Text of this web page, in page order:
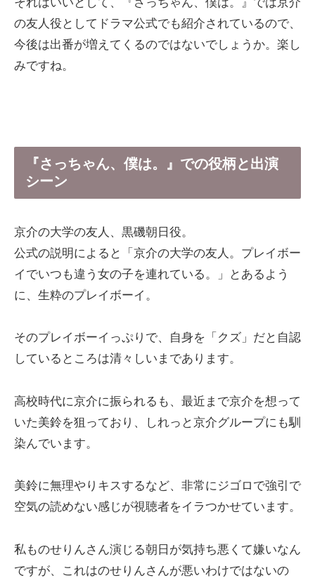
の友人役としてドラマ公式でも紹介されているので、
今後は出番が増えてくるのではないでしょうか。楽し
みですね。
『さっちゃん、僕は。』での役柄と出演
シーン
京介の大学の友人、黒磯朝日役。
公式の説明によると「京介の大学の友人。プレイボー
イでいつも違う女の子を連れている。」とあるよう
に、生粋のプレイボーイ。
そのプレイボーイっぷりで、自身を「クズ」だと自認
しているところは清々しいまであります。
高校時代に京介に振られるも、最近まで京介を想って
いた美鈴を狙っており、しれっと京介グループにも馴
染んでいます。
美鈴に無理やりキスするなど、非常にジゴロで強引で
空気の読めない感じが視聴者をイラつかせています。
私ものせりんさん演じる朝日が気持ち悪くて嫌いなん
ですが、これはのせりんさんが悪いわけではないの